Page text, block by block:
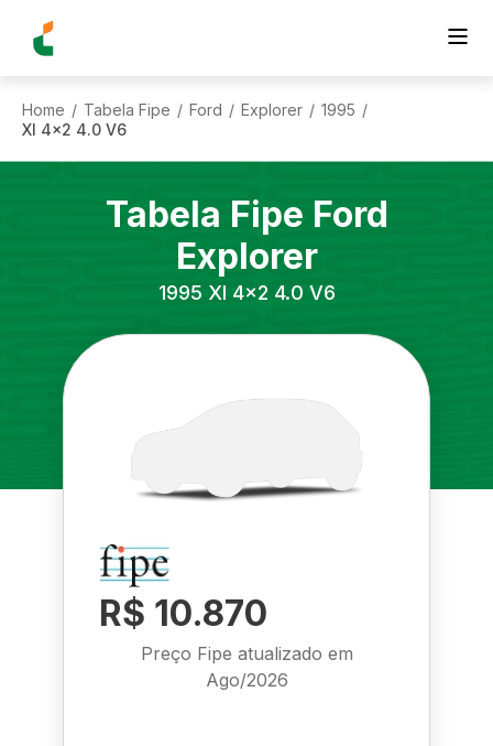
Home / Tabela Fipe / Ford / Explorer / 1995 /
Xl 4x2 4.0 V6
Tabela Fipe Ford
Explorer
1995 Xl 4x2 4.0 V6
R$ 10.870
Preço Fipe atualizado em
Ago/2026